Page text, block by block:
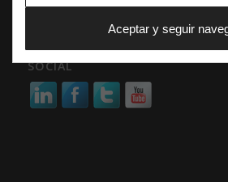
www.testelyte.com
SOCIAL
Aceptar y seguir